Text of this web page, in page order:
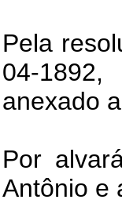
Pela
04-
anexado
Por
Antônio e